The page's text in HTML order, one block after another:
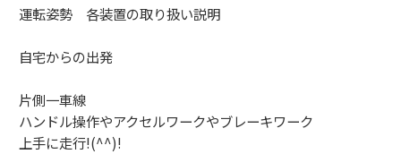
運転姿勢 各装置の取り扱い説明
自宅からの出発
片側一車線
ハンドル操作やアクセルワークやブレーキワーク
上手に走行!(^^)!